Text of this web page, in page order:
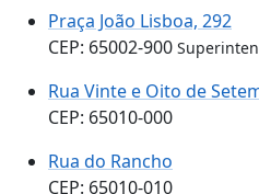
Praça João Lisboa, 292
CEP: 65002-900
Rua Vinte e Oito de
CEP: 65010-000
Rua do Rancho
CEP: 65010-010